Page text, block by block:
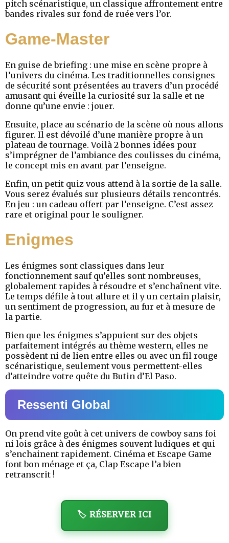
pitch scénaristique, un classique affrontement entre
bandes rivales sur fond de ruée vers l’or.
Game-Master
En guise de briefing : une mise en scène propre à
l’univers du cinéma. Les traditionnelles consignes
de sécurité sont présentées au travers d’un procédé
amusant qui éveille la curiosité sur la salle et ne
donne qu’une envie : jouer.
Ensuite, place au scénario de la scène où nous allons
figurer. Il est dévoilé d’une manière propre à un
plateau de tournage. Voilà 2 bonnes idées pour
s’imprégner de l’ambiance des coulisses du cinéma,
le concept mis en avant par l’enseigne.
Enfin, un petit quiz vous attend à la sortie de la salle.
Vous serez évalués sur plusieurs détails rencontrés.
En jeu : un cadeau offert par l’enseigne. C’est assez
rare et original pour le souligner.
Enigmes
Les énigmes sont classiques dans leur
fonctionnement sauf qu’elles sont nombreuses,
globalement rapides à résoudre et s’enchaînent vite.
Le temps défile à tout allure et il y un certain plaisir,
un sentiment de progression, au fur et à mesure de
la partie.
Bien que les énigmes s’appuient sur des objets
parfaitement intégrés au thème western, elles ne
possèdent ni de lien entre elles ou avec un fil rouge
scénaristique, seulement vous permettent-elles
d’atteindre votre quête du Butin d’El Paso.
Ressenti Global
On prend vite goût à cet univers de cowboy sans foi
ni lois grâce à des énigmes souvent ludiques et qui
s’enchainent rapidement. Cinéma et Escape Game
font bon ménage et ça, Clap Escape l’a bien
retranscrit !
🏷️ RÉSERVER ICI